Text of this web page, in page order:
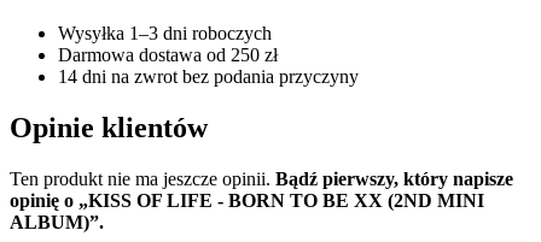
Wysyłka 1–3 dni roboczych
Darmowa dostawa od 250 zł
14 dni na zwrot bez podania przyczyny
Opinie klientów
Ten produkt nie ma jeszcze opinii. Bądź pierwszy, który napisze
opinię o „KISS OF LIFE - BORN TO BE XX (2ND MINI
ALBUM)”.